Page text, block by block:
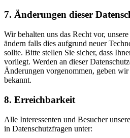
7. Änderungen dieser
Wir behalten uns das Recht vor,
ändern falls dies aufgrund neuer
sollte. Bitte stellen Sie sicher, dass
vorliegt. Werden an dieser
Änderungen vorgenommen, geben wir
bekannt.
8. Erreichbarkeit
Alle Interessenten und Besucher
in Datenschutzfragen unter: